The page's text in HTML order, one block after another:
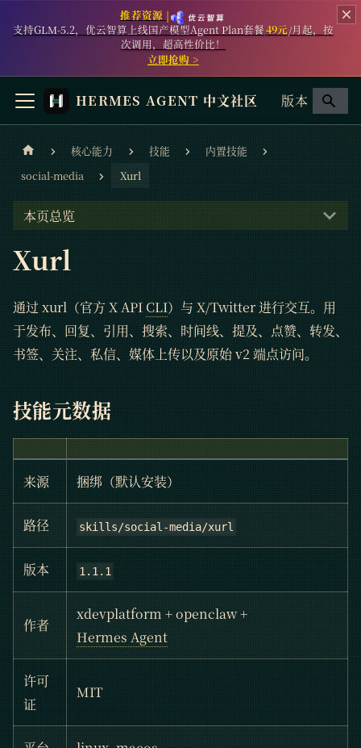
推荐资源 |
支持GLM-5.2，优云智算上线国产模型Agent Plan套餐49元/月起，按
次调用，超高性价比！
立即抢购 >
HERMES AGENT 中文社区 版本
核心能力 技能
内置技能
social-media
Xurl
本页总览
Xurl
通过 xurl（官方 X API CLI）与 X/Twitter 进行交互。用
于发布、回复、引用、搜索、时间线、提及、点赞、转发、
书签、关注、私信、媒体上传以及原始 v2 端点访问。
技能元数据
来源 捆绑（默认安装）
路径 skills/social-media/xurl
版本 1.1.1
作者
xdevplatform + openclaw +
Hermes Agent
许可
证
MIT